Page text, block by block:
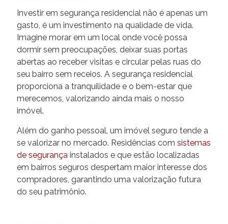
Investir em segurança residencial não é apenas um
gasto, é um investimento na qualidade de vida.
Imagine morar em um local onde você possa
dormir sem preocupações, deixar suas portas
abertas ao receber visitas e circular pelas ruas do
seu bairro sem receios. A segurança residencial
proporciona a tranquilidade e o bem-estar que
merecemos, valorizando ainda mais o nosso
imóvel.
Além do ganho pessoal, um imóvel seguro tende a
se valorizar no mercado. Residências com sistemas
de segurança instalados e que estão localizadas
em bairros seguros despertam maior interesse dos
compradores, garantindo uma valorização futura
do seu patrimônio.